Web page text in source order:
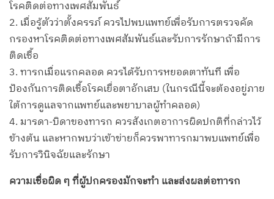
โรคติดต่อทางเพศสัมพันธ์
2. เมื่อรู้ตัวว่าตั้งครรภ์ ควรไปพบแพทย์เพื่อรับการตรวจคัด
กรองหาโรคติดต่อทางเพศสัมพันธ์และรับการรักษาถ้ามีการ
ติดเชื้อ
3. ทารกเมื่อแรกคลอด ควรได้รับการหยอดตาทันที เพื่อ
ป้องกันการติดเชื้อโรคเยื่อตาอักเสบ (ในกรณีนี้จะต้องอยู่ภาย
ใต้การดูแลจากแพทย์และพยาบาลผู้ทำคลอด)
4. มารดา-บิดาของทารก ควรสังเกตอาการผิดปกติที่กล่าวไว้
ข้างต้น และหากพบว่าเข้าข่ายก็ควรพาทารกมาพบแพทย์เพื่อ
รับการวินิจฉัยและรักษา
ความเชื่อผิด ๆ ที่ผู้ปกครองมักจะทำ และส่งผลต่อทารก